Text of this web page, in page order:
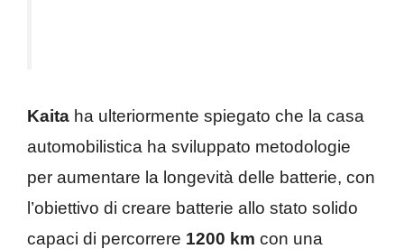
Kaita ha ulteriormente spiegato che la casa
automobilistica ha sviluppato metodologie
per aumentare la longevità delle batterie, con
l’obiettivo di creare batterie allo stato solido
capaci di percorrere 1200 km con una